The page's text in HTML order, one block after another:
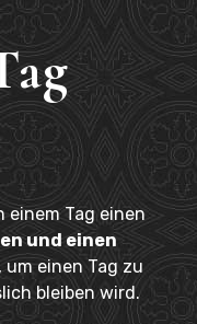
einem Tag einen
und einen
, um einen Tag zu
bleiben wird.